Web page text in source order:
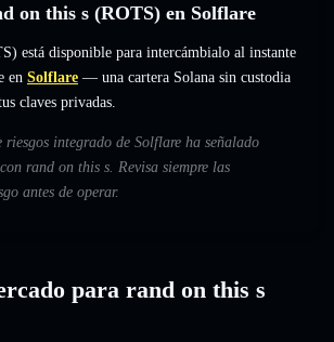
on this s (ROTS) en Solflare
está disponible para intercámbialo al instante
en Solflare — una cartera Solana sin custodia
claves privadas.
riesgos integrado de Solflare ha señalado
rand on this s. Revisa siempre las
antes de operar.
para rand on this s